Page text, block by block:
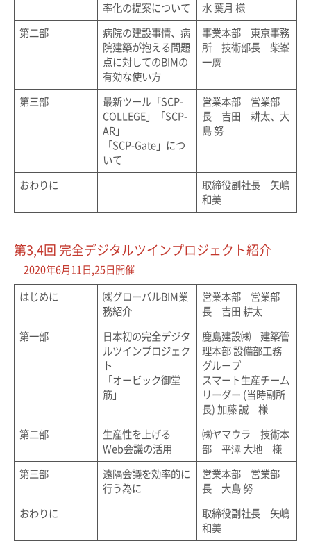
率化の提案について
水 葉月 様
第二部
病院の建設事情、病
院建築が抱える問題
点に対してのBIMの
有効な使い方
事業本部 東京事務
所 技術部長 柴峯
一廣
第三部
最新ツール「SCP-
COLLEGE」「SCP-
AR」
「SCP-Gate」につ
いて
営業本部 営業部
長 吉田 耕太、大
島 努
おわりに
取締役副社長 矢嶋
和美
第3,4回 完全デジタルツインプロジェクト紹介
2020年6月11日,25日開催
はじめに
㈱グローバルBIM業
務紹介
営業本部 営業部
長 吉田 耕太
第一部
日本初の完全デジタ
ルツインプロジェク
ト
「オービック御堂
筋」
鹿島建設㈱ 建築管
理本部 設備部工務
グループ
スマート生産チーム
リーダー (当時副所
長) 加藤 誠 様
第二部
生産性を上げる
Web会議の活用
㈱ヤマウラ 技術本
部 平澤 大地 様
第三部
遠隔会議を効率的に
行う為に
営業本部 営業部
長 大島 努
おわりに
取締役副社長 矢嶋
和美